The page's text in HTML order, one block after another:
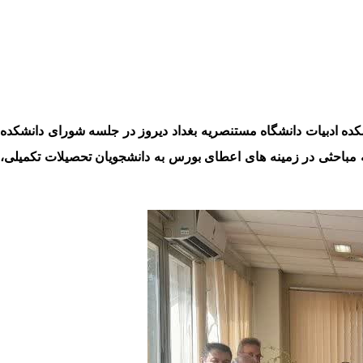
ادبیات دانشگاه مستنصریه بغداد دیروز در جلسه شورای دانشکده
مباحثی در زمینه های اعطای بورس به دانشجویان تحصیلات تکمیلی،